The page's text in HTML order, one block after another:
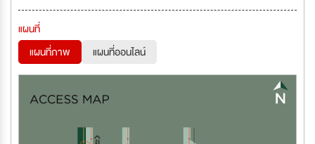
แผนที่
แผนที่ภาพ
แผนที่ออนไลน์